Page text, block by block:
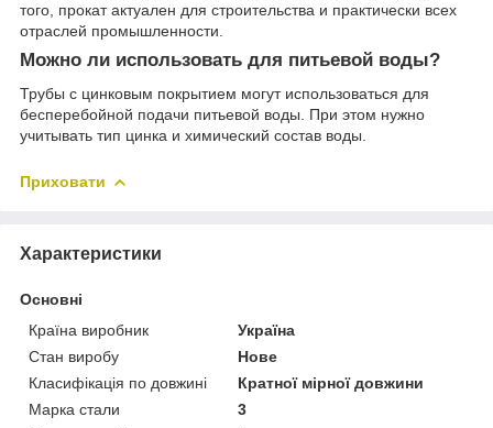
того, прокат актуален для строительства и практически всех
отраслей промышленности.
Можно ли использовать для питьевой воды?
Трубы с цинковым покрытием могут использоваться для
бесперебойной подачи питьевой воды. При этом нужно
учитывать тип цинка и химический состав воды.
Приховати
Характеристики
Основні
Країна виробник
Україна
Стан виробу
Нове
Класифікація по довжині
Кратної мірної довжини
Марка стали
3